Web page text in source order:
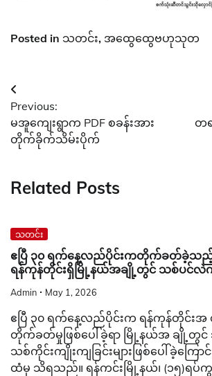
Posted in သတင်း, အထွေထွေဗဟုသုတ
Post
navigation
Previous:
မအူကျေးရွာက PDF စခန်းအား
တိုက်ခိုက်သိမ်းပိုက်
တ
Related Posts
သတင်း
ဧပြီ ၃၀ ရက်နေ့လည်ပိုင်းကတိုက်ခတ်ခဲ့သည့်လ
ရန်ကုန်တိုင်းရှိမြို့နယ်အချို့တွင် သစ်ပင်လဲကျမှု
Admin May 1, 2026
ဧပြီ ၃၀ ရက်နေ့လည်ပိုင်းက ရန်ကုန်တိုင်းအ
တိုက်ခတ်မှုဖြစ်ပေါ်ခဲ့ရာ မြို့နယ်အ ချို့တွင်
သစ်ကိုင်းကျိုးကျခြင်းများဖြစ်ပေါ်ခဲ့ကြ
ထံမှ သိရသည်။ ရန်ကင်းမြို့နယ်၊ (၁၅)ရပ်ကွက်